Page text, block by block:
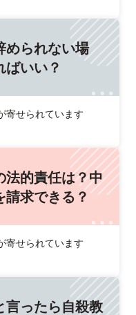
められない場
いい？
寄せられています
法的責任は？中
求できる？
寄せられています
言ったら自殺教